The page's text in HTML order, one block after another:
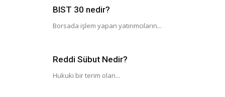
BIST 30 nedir?
Borsada işlem yapan yatırımcıların...
Reddi Sübut Nedir?
Hukuki bir terim olan...